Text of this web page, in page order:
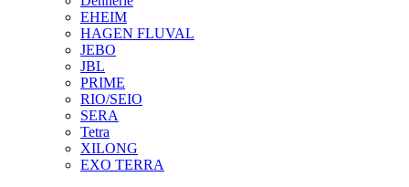
EHEIM
HAGEN FLUVAL
JEBO
JBL
PRIME
RIO/SEIO
SERA
Tetra
XILONG
EXO TERRA